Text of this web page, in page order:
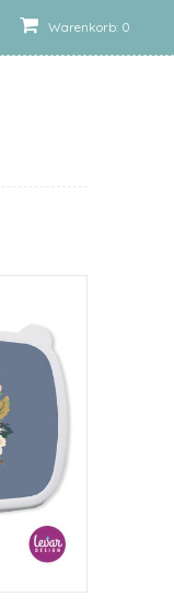
Warenkorb: 0